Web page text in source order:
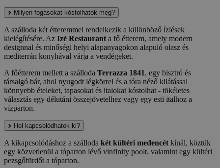
Milyen fogásokat kóstolhatok meg?
A szálloda két étteremmel rendelkezik a különböző ízlések
kielégítésére. Az Izè Restaurant a fő étterem, amely modern
designnal és minőségi helyi alapanyagokon alapuló olasz és
mediterrán konyhával várja a vendégeket.
A főétterem mellett a szálloda Terrazza 1841, egy bisztró és
társalgó bár, ahol nyugodt légkörrel és a tóra néző kilátással
könnyebb ételeket, tapasokat és italokat kóstolhat - tökéletes
választás egy délutáni összejövetelhez vagy egy esti italhoz a
vízparton.
Hol kapcsolódhatok ki?
A kikapcsolódáshoz a szálloda két kültéri medencét kínál, köztük
egy közvetlenül a tóparton lévő vinfinity poolt, valamint egy kültéri
pezsgőfürdőt a tóparton.